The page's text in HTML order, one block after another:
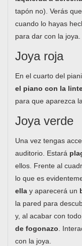
tapón no). Verás
cuando lo hayas
para dar con la joya.
Joya roja
En el cuarto del
el piano con la
para que aparezca
Joya verde
Una vez tengas
auditorio. Estará
ellos. Frente al
lo que es
ella y aparecerá un
la pared para
y, al acabar con
de fogonazo .
con la joya.